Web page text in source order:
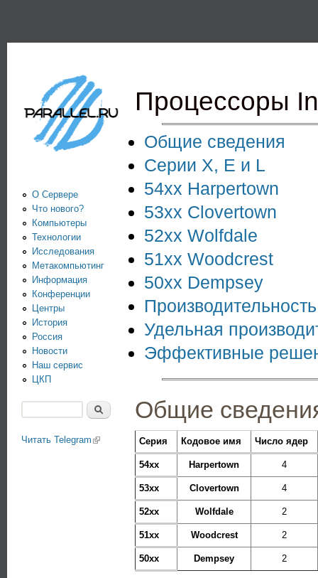
Информационно-
аналитический
центр по
параллельным
вычислениям
Процессоры
Общие сведения
Серии X, E и L
54xx Harpertown
53xx Clovertown
52xx Wolfdale
51xx Woodcrest
50xx Dempsey
Удельная
Эффективные
Общие
Серия Кодовое имя Число ядер
54xx Harpertown 4
53xx Clovertown 4
52xx Wolfdale 2
51xx Woodcrest 2
50xx Dempsey 2
О Сервере
Что нового?
Компьютеры
Технологии
Исследования
Метакомпьютинг
Информация
Конференции
Центры
История
Россия
Новости
Наш сервис
ЦКП
Читать Telegram (link is external)